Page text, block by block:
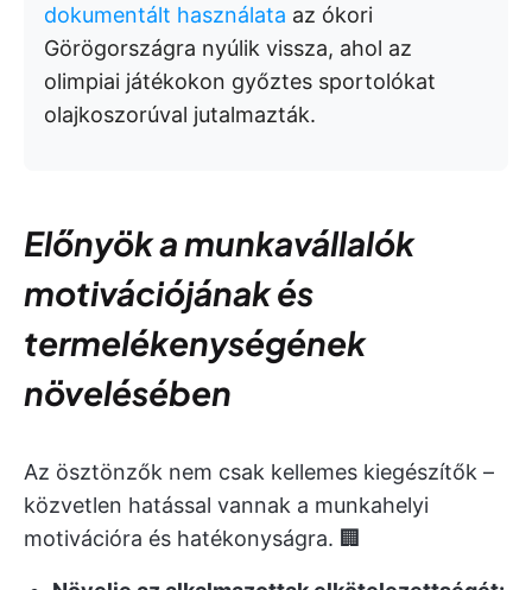
dokumentált használata az ókori
Görögországra nyúlik vissza, ahol az
olimpiai játékokon győztes sportolókat
olajkoszorúval jutalmazták.
Előnyök a munkavállalók
motivációjának és
termelékenységének
növelésében
Az ösztönzők nem csak kellemes kiegészítők –
közvetlen hatással vannak a munkahelyi
motivációra és hatékonyságra. 🏢